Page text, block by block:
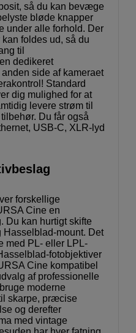
så du kan bevæge
bløde knapper
under alle forhold. Der
foldes ud, så du
til
dedikeret
side af kameraet
Standard
dig mulighed for at
levere strøm til
Du får også
USB-C, XLR-lyd
forskellige
Cine en
Du kan hurtigt skifte
Hasselblad-mount. Det
med PL- eller LPL-
fotobjektiver
Cine kompatibel
af professionelle
moderne
skarpe, præcise
og derefter
med vintage